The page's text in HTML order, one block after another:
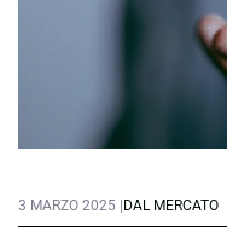
3 MARZO 2025 | DAL MERCATO